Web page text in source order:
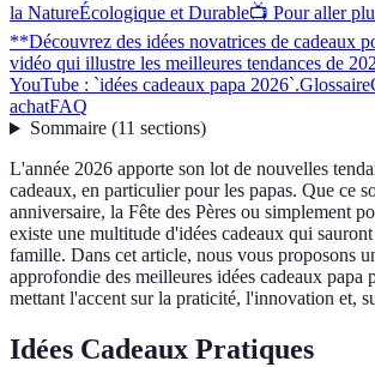
la NatureÉcologique et Durable📺 Pour aller
**Découvrez des idées novatrices de cadeaux
vidéo qui illustre les meilleures tendances de
YouTube : `idées cadeaux papa 2026`.Glossaire
achatFAQ
Sommaire(11 sections)
L'année 2026 apporte son lot de nouvelles
cadeaux, en particulier pour les papas. Que ce
anniversaire, la Fête des Pères ou simplement
existe une multitude d'idées cadeaux qui
famille. Dans cet article, nous vous proposons
approfondie des meilleures idées cadeaux papa
mettant l'accent sur la praticité, l'innovation et,
Idées Cadeaux Pratiques